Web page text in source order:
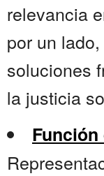
relevancia
por un
soluciones
la justicia
Función